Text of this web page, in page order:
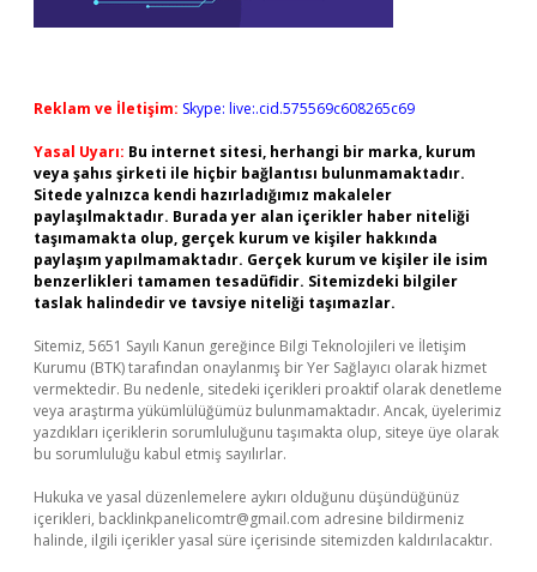
Reklam ve İletişim: Skype: live:.cid.575569c608265c69
Yasal Uyarı: Bu internet sitesi, herhangi bir marka, kurum
veya şahıs şirketi ile hiçbir bağlantısı bulunmamaktadır.
Sitede yalnızca kendi hazırladığımız makaleler
paylaşılmaktadır. Burada yer alan içerikler haber niteliği
taşımamakta olup, gerçek kurum ve kişiler hakkında
paylaşım yapılmamaktadır. Gerçek kurum ve kişiler ile isim
benzerlikleri tamamen tesadüfidir. Sitemizdeki bilgiler
taslak halindedir ve tavsiye niteliği taşımazlar.
Sitemiz, 5651 Sayılı Kanun gereğince Bilgi Teknolojileri ve İletişim
Kurumu (BTK) tarafından onaylanmış bir Yer Sağlayıcı olarak hizmet
vermektedir. Bu nedenle, sitedeki içerikleri proaktif olarak denetleme
veya araştırma yükümlülüğümüz bulunmamaktadır. Ancak, üyelerimiz
yazdıkları içeriklerin sorumluluğunu taşımakta olup, siteye üye olarak
bu sorumluluğu kabul etmiş sayılırlar.
Hukuka ve yasal düzenlemelere aykırı olduğunu düşündüğünüz
içerikleri, backlinkpanelicomtr@gmail.com adresine bildirmeniz
halinde, ilgili içerikler yasal süre içerisinde sitemizden kaldırılacaktır.